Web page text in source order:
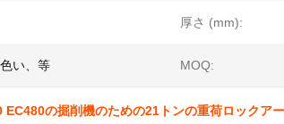
厚さ (mm):
い、等 MOQ:
の掘削機のための21トンの重荷ロックア